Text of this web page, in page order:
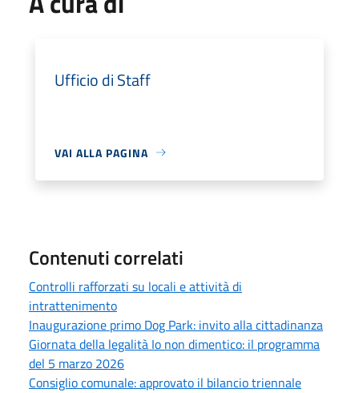
Ufficio di Staff
VAI ALLA PAGINA
Contenuti correlati
Controlli rafforzati su locali e attività di
intrattenimento
Inaugurazione primo Dog Park: invito alla cittadinanza
Giornata della legalità Io non dimentico: il programma
del 5 marzo 2026
Consiglio comunale: approvato il bilancio triennale